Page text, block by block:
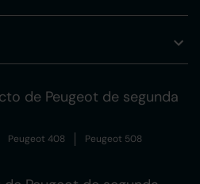
de Peugeot de segunda
Peugeot 408 Peugeot 508